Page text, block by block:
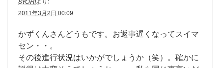
2011年3月2日 00:09
かずくんさんどうもです。お返事遅くなってスイマ
セン・・。
その後進行状況はいかがでしょうか（笑）。確かに